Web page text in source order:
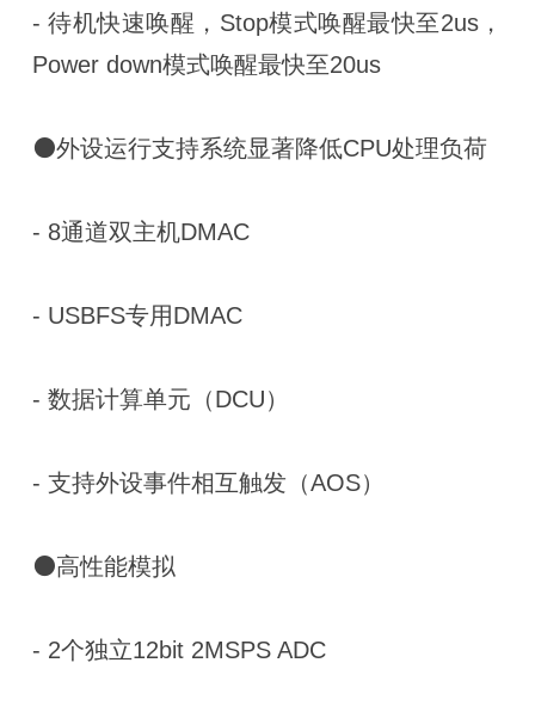
- 待机快速唤醒，Stop模式唤醒最快至2us，
Power down模式唤醒最快至20us
⚫外设运行支持系统显著降低CPU处理负荷
- 8通道双主机DMAC
- USBFS专用DMAC
- 数据计算单元（DCU）
- 支持外设事件相互触发（AOS）
⚫高性能模拟
- 2个独立12bit 2MSPS ADC